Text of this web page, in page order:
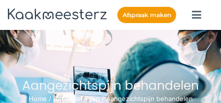
Afspraak maken
Aangezichtspijn behandelen
Home /Behandelingen/Aangezichtspijn behandelen